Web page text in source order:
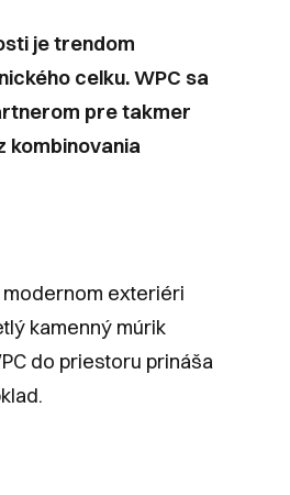
je trendom
celku. WPC sa
pre takmer
kombinovania
exteriéri
kamenný múrik
do priestoru prináša